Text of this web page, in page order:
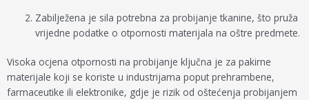
Zabilježena je sila potrebna za probijanje tkanine, što pruža
vrijedne podatke o otpornosti materijala na oštre predmete.
Visoka ocjena otpornosti na probijanje ključna je za pakirne
materijale koji se koriste u industrijama poput prehrambene,
farmaceutike ili elektronike, gdje je rizik od oštećenja probijanjem